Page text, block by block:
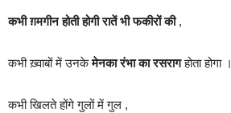
कभी ग़मगीन होती होगी रातें भी फकीरों की,
कभी ख़्वाबों में उनकेमेनका रंभा का रसरागहोता होगा ।
कभी खिलते होंगे गुलों में गुल ,